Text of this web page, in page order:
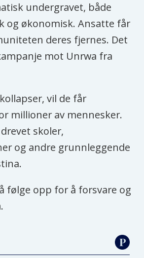
undergravet, både
og økonomisk. Ansatte får
deres fjernes. Det
mot Unrwa fra
vil de får
millioner av mennesker.
skoler,
og andre grunnleggende
følge opp for å forsvare og